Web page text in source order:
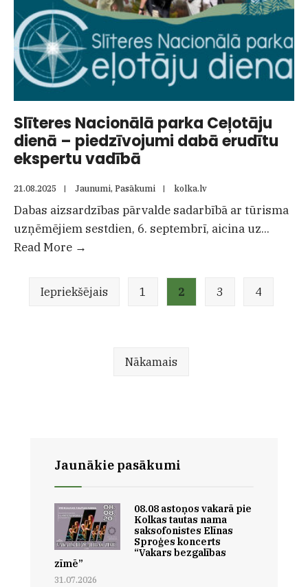
Slīteres Nacionālā parka Ceļotāju
dienā – piedzīvojumi dabā erudītu
ekspertu vadībā
21.08.2025 | Jaunumi, Pasākumi | kolka.lv
Dabas aizsardzības pārvalde sadarbībā ar tūrisma
uzņēmējiem sestdien, 6. septembrī, aicina uz...
Read More →
parka
Ceļotāju
piedzīvojumi
numerācija
Iepriekšējais 1 2 3 4
Nākamais
Jaunākie pasākumi
08.08 astoņos vakarā pie
Kolkas tautas nama
saksofonistes Elīnas
Sproģes koncerts
“Vakars bezgalības
zīmē”
31.07.2026